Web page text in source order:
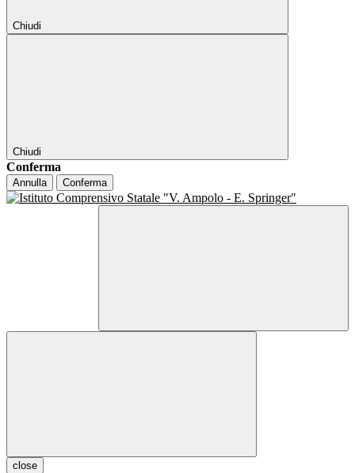
Chiudi
Chiudi
Conferma
Annulla Conferma
close